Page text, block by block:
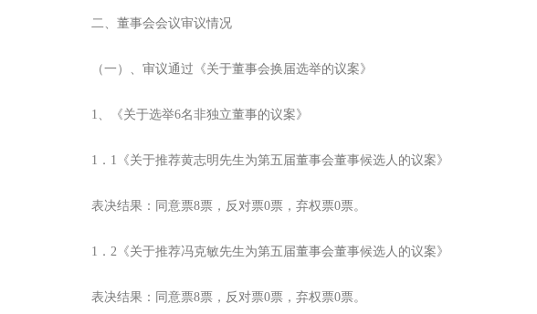
二、董事会会议审议情况
（一）、审议通过《关于董事会换届选举的议案》
1、《关于选举6名非独立董事的议案》
1．1《关于推荐黄志明先生为第五届董事会董事候选人的议案》
表决结果：同意票8票，反对票0票，弃权票0票。
1．2《关于推荐冯克敏先生为第五届董事会董事候选人的议案》
表决结果：同意票8票，反对票0票，弃权票0票。